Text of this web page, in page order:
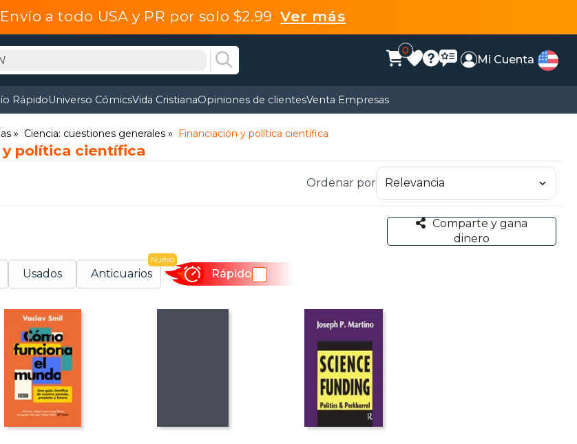
a todo USA y PR por solo $2.99Ver más
0
Mi Cuenta
RápidoUniverso CómicsVida CristianaOpiniones de clientesVenta Empresas
Ciencia: cuestiones generales Financiación y política científica
política científica
Ordenar por
Comparte y gana
dinero
Usados Anticuarios
Nuevo
Rápido